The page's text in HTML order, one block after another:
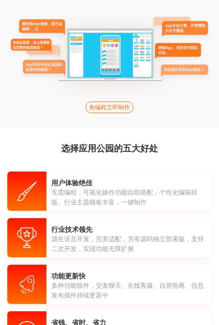
免编程立即制作
选择应用公园的五大好处
用户体验绝佳
无需编程，可视化操作功能自助搭配，个性化编辑排
版。行业主题模板丰富，一键制作
行业技术领先
源生语言开发，完美适配，另有源码独立部署版，支持
二次开发，实现功能无限扩展
功能更新快
多种功能组件，交友聊天、在线客服、自营电商、信息
发布插件持续更新中
省钱、省时、省力